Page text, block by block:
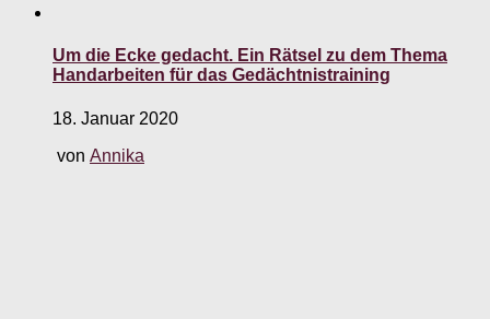
Um die Ecke gedacht. Ein Rätsel zu dem Thema
Handarbeiten für das Gedächtnistraining
18. Januar 2020
von Annika